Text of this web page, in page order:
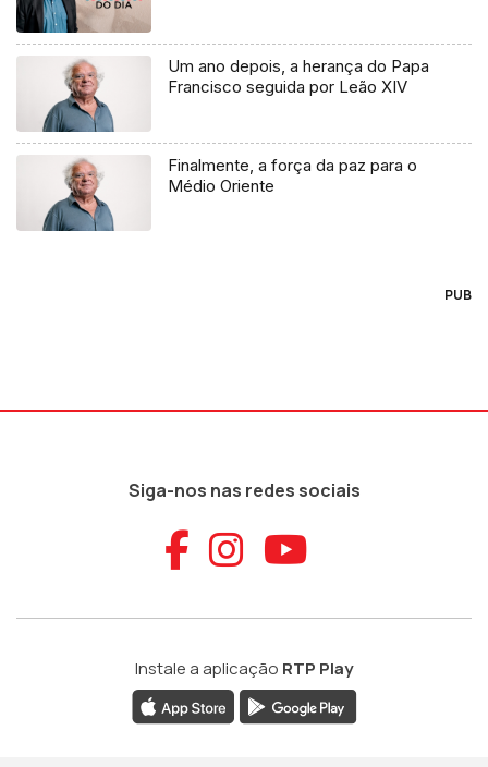
Um ano depois, a herança do Papa
Francisco seguida por Leão XIV
Finalmente, a força da paz para o
Médio Oriente
PUB
Siga-nos nas redes sociais
Aceder ao
Aceder ao
Aceder
Instale a aplicação RTP Play